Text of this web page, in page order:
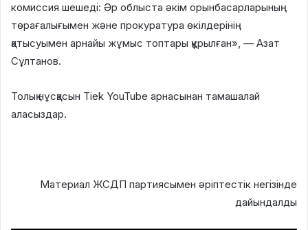
комиссия шешеді: Әр облыста әкім орынбасарларының
төрағалығымен және прокуратура өкілдерінің
қатысуымен арнайы жұмыс топтары құрылған», — Азат
Сұлтанов.
Толық нұсқасын Tiek YouTube арнасынан тамашалай
аласыздар.
Материал ЖСДП партиясымен әріптестік негізінде
дайындалды